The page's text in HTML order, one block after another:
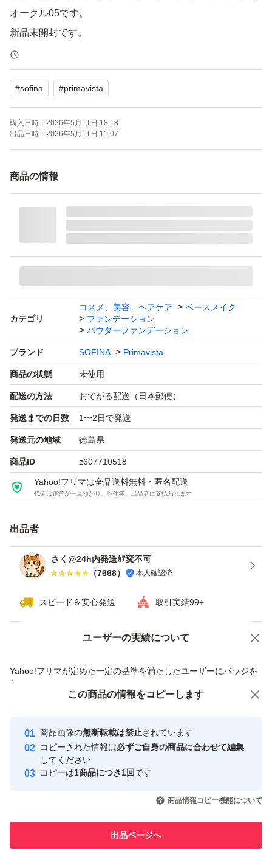
オークル05です。
新品未開封です。
【ブランド】Primavista
【商品名】パウダーファンデーション
【カラー】オークル05
【SPF】SPF16
【PA】PA+++
フィル
ブランド：SOFINA Primavista
日本郵便のポスト投函による配送予定です。
未開封未使用ですが、自宅保管のため、神経質な方はご遠
慮ください。
よろしくお願いします。
プリマヴィスタ ブライトチャージ パウダー レフィル オー
クル05
ブランド：SOFINA Primavista
本体/詰め替え：詰め替え
ベースメイク特徴：カバー力 UVカット フィット感
PA：PA+++
SPF：16.0 SPF
#sofina #primavista
購入日時： 2026年5月11日 18:18
出品日時： 2026年5月11日 11:07
商品の情報
カテゴリ
コスメ、美容、ヘアケア
ベースメイク
ファンデーション
パウダーファンデーション
ブランド SOFINA Primavista
商品の状態 未使用
配送の方法 おてがる配送（日本郵便）
発送までの日数 1〜2日で発送
発送元の地域 徳島県
商品ID z607710518
Yahoo!フリマは全品送料無料・匿名配送
代金は運営が一旦預かり、評価後、出品者に支払われます
出品者
さく@24h内発送ｶﾃ変不可
（7668） 本人確認済
スピード＆安心発送 取引実績99+
ユーザーの実績について
Yahoo!フリマが定めた一定の基準を満たしたユーザーにバッジを
付与しています
安心取引出品者
心・安全なユーザーです
取引実績
引を完了させた実績があります
での取引実績があります
価格の相談 商品への質問
この商品の情報をコピーします
商品画像の無断転載は禁止されています
コピーされた情報は必ずご自身の商品に合わせて編集
してください
コピーは1商品につき1回です
商品情報コピー機能について
出品ページへ
この商品をみている人にオススメ